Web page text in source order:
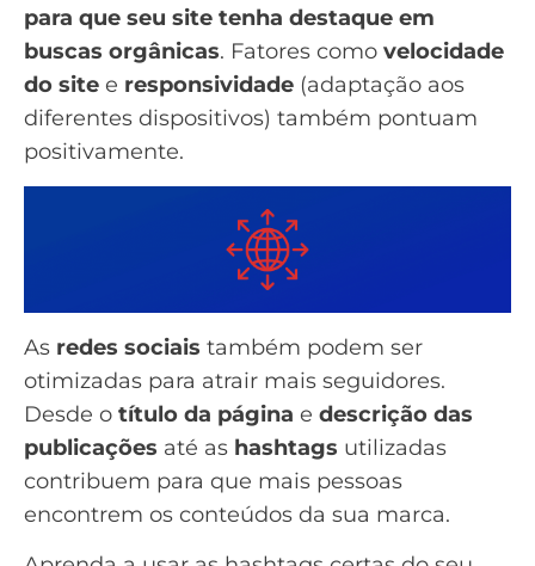
para que seu site tenha destaque em
buscas orgânicas. Fatores como velocidade
do site e responsividade (adaptação aos
diferentes dispositivos) também pontuam
positivamente.
As redes sociais também podem ser
otimizadas para atrair mais seguidores.
Desde o título da página e descrição das
publicações até as hashtags utilizadas
contribuem para que mais pessoas
encontrem os conteúdos da sua marca.